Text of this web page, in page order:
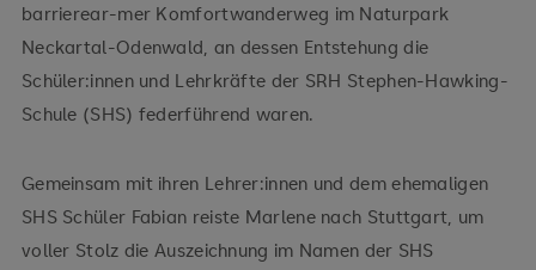
barrierear-mer Komfortwanderweg im Naturpark
Neckartal-Odenwald, an dessen Entstehung die
Schüler:innen und Lehrkräfte der SRH Stephen-Hawking-
Schule (SHS) federführend waren.
Gemeinsam mit ihren Lehrer:innen und dem ehemaligen
SHS Schüler Fabian reiste Marlene nach Stuttgart, um
voller Stolz die Auszeichnung im Namen der SHS